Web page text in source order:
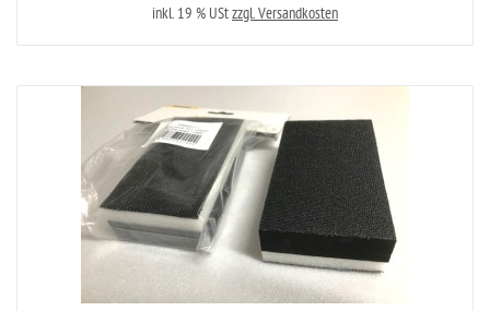
inkl. 19 % UStzzgl. Versandkosten